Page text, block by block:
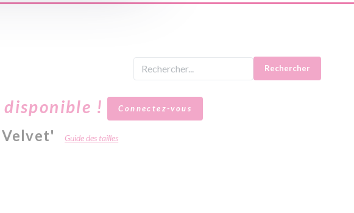
Rechercher
disponible ! Connectez-vous
Guide des tailles